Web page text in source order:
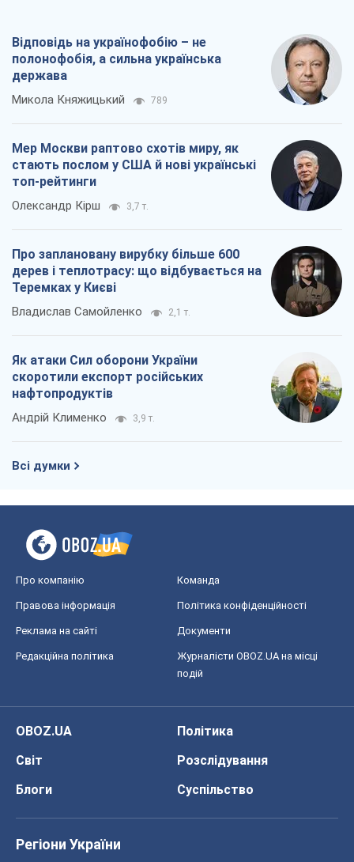
Відповідь на українофобію – не
полонофобія, а сильна українська
держава
Микола Княжицький 789
Мер Москви раптово схотів миру, як
стають послом у США й нові українські
топ-рейтинги
Олександр Кірш 3,7 т.
Про заплановану вирубку більше 600
дерев і теплотрасу: що відбувається на
Теремках у Києві
Владислав Самойленко 2,1 т.
Як атаки Сил оборони України
скоротили експорт російських
нафтопродуктів
Андрій Клименко 3,9 т.
Всі думки
Про компанію Команда
Правова інформація Політика конфіденційності
Реклама на сайті Документи
Редакційна політика
Журналісти OBOZ.UA на місці
подій
OBOZ.UA
Політика
Світ
Розслідування
Блоги
Суспільство
Регіони України